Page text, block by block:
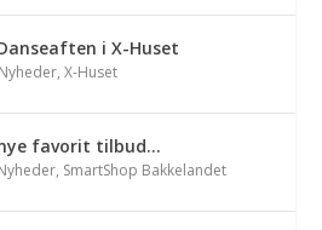
i X-Huset
Nyheder,X-Huset
favorit tilbud…
, SmartShop Bakkelandet